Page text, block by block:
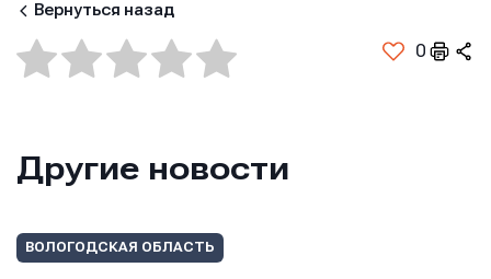
Вернуться назад
0
Другие новости
ВОЛОГОДСКАЯ ОБЛАСТЬ